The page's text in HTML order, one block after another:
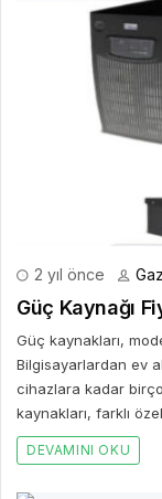
2 yıl önce
Güç Kaynağı
Güç kaynakları,
Bilgisayarlardan ev
cihazlara kadar
kaynakları, farklı
DEVAMINI OKU